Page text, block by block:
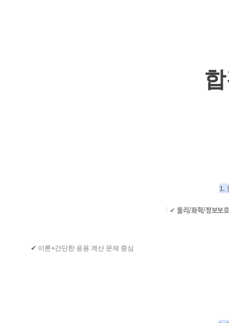
1.
✔물리/화학/정보보
✔ 이론+간단한 응용 계산 문제 중심